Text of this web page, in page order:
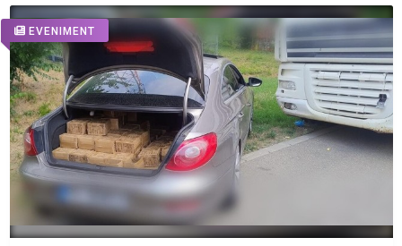
EVENIMENT